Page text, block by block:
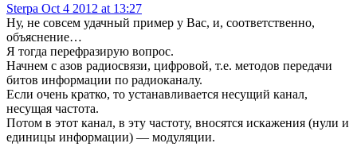
Sterpa Oct 4 2012 at 13:27
Ну, не совсем удачный пример у Вас, и, соответственно,
объяснение…
Я тогда перефразирую вопрос.
Начнем с азов радиосвязи, цифровой, т.е. методов передачи
битов информации по радиоканалу.
Если очень кратко, то устанавливается несущий канал,
несущая частота.
Потом в этот канал, в эту частоту, вносятся искажения (нули и
единицы информации) — модуляции.